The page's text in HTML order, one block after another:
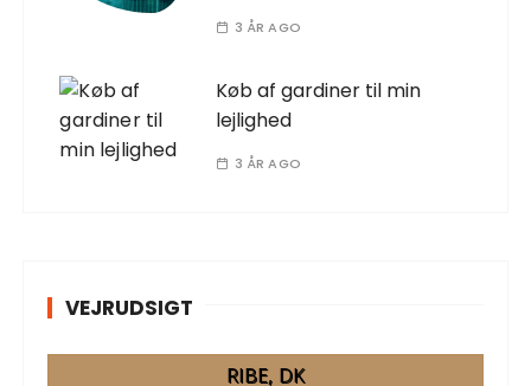
3 ÅR AGO
Køb af gardiner til min
lejlighed
3 ÅR AGO
VEJRUDSIGT
RIBE, DK